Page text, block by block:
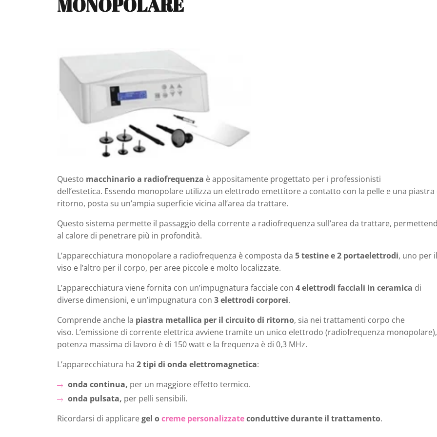
MONOPOLARE
Questo macchinario a radiofrequenza è appositamente progettato per i professionisti
dell’estetica. Essendo monopolare utilizza un elettrodo emettitore a contatto con la pelle e una piastra
ritorno, posta su un’ampia superficie vicina all’area da trattare.
Questo sistema permette il passaggio della corrente a radiofrequenza sull’area da trattare,
al calore di penetrare più in profondità.
L’apparecchiatura monopolare a radiofrequenza è composta da 5 testine e 2 portaelettrodi, uno per il
viso e l’altro per il corpo, per aree piccole e molto localizzate.
L’apparecchiatura viene fornita con un’impugnatura facciale con 4 elettrodi facciali in ceramica di
diverse dimensioni, e un’impugnatura con 3 elettrodi corporei.
Comprende anche la piastra metallica per il circuito di ritorno, sia nei trattamenti corpo che
viso. L’emissione di corrente elettrica avviene tramite un unico elettrodo (radiofrequenza
potenza massima di lavoro è di 150 watt e la frequenza è di 0,3 MHz.
L’apparecchiatura ha 2 tipi di onda elettromagnetica:
onda continua, per un maggiore effetto termico.
onda pulsata, per pelli sensibili.
Ricordarsi di applicaregel ocreme personalizzateconduttive durante il trattamento.